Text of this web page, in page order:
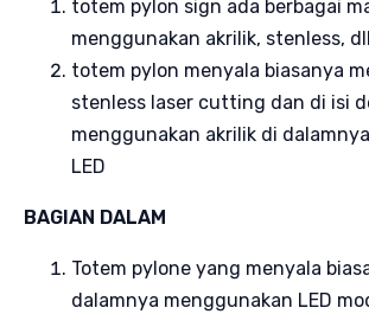
totem pylon sign ada berbagai
menggunakan akrilik, stenless, dll
totem pylon menyala biasanya
stenless laser cutting dan di isi
menggunakan akrilik di
LED
BAGIAN DALAM
Totem pylone yang menyala
dalamnya menggunakan LED